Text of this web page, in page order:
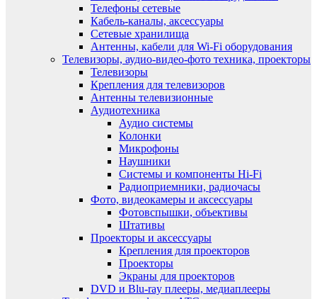
Телефоны сетевые
Кабель-каналы, аксессуары
Сетевые хранилища
Антенны, кабели для Wi-Fi оборудования
Телевизоры, аудио-видео-фото техника, проекторы
Телевизоры
Крепления для телевизоров
Антенны телевизионные
Аудиотехника
Аудио системы
Колонки
Микрофоны
Наушники
Системы и компоненты Hi-Fi
Радиоприемники, радиочасы
Фото, видеокамеры и аксессуары
Фотовспышки, объективы
Штативы
Проекторы и аксессуары
Крепления для проекторов
Проекторы
Экраны для проекторов
DVD и Blu-ray плееры, медиаплееры